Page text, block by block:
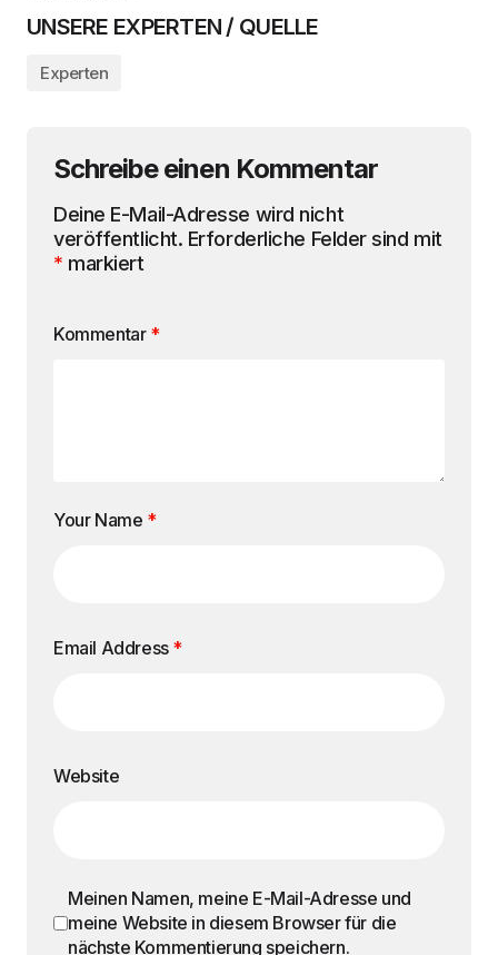
UNSERE EXPERTEN / QUELLE
Experten
Schreibe einen Kommentar
Deine E-Mail-Adresse wird nicht
veröffentlicht. Erforderliche Felder sind mit
* markiert
Kommentar *
Your Name *
Email Address *
Website
Meinen Namen, meine E-Mail-Adresse und
meine Website in diesem Browser für die
nächste Kommentierung speichern.